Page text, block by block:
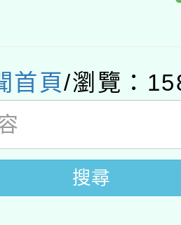
究院辦理「
單位及節水達
22日(星期六
廟祈福系列
航」
園地景藝術
首頁/瀏覽：
搜尋